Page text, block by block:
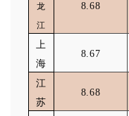
龙
江
8.68
上
海
8.67
江
苏
8.68